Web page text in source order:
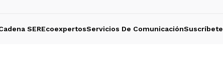
SEREcoexpertosServicios De ComunicaciónSuscríbete